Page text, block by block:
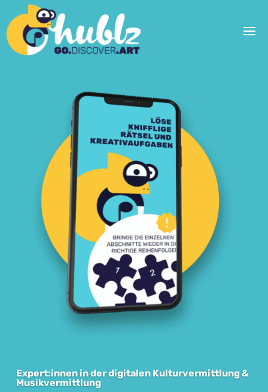
Expert:innen in der digitalen Kulturvermittlung &
Musikvermittlung